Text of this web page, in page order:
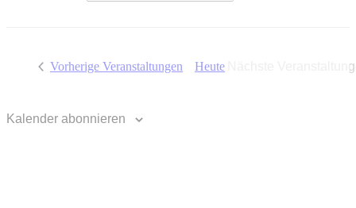
Vorherige Veranstaltungen Heute
Kalender abonnieren